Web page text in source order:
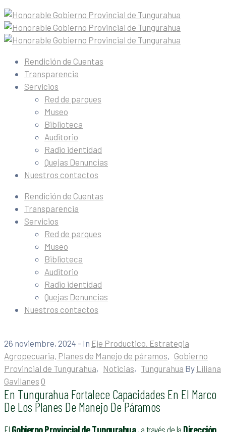
Rendición de Cuentas
Transparencia
Servicios
Red de parques
Museo
Biblioteca
Auditorio
Radio identidad
Quejas Denuncias
Nuestros contactos
Rendición de Cuentas
Transparencia
Servicios
Red de parques
Museo
Biblioteca
Auditorio
Radio identidad
Quejas Denuncias
Nuestros contactos
26 noviembre, 2024 - In Eje Productico. Estrategia
Agropecuaria, Planes de Manejo de páramos‚ Gobierno
Provincial de Tungurahua‚ Noticias‚ Tungurahua By Liliana
Gavilanes 0
En Tungurahua Fortalece Capacidades En El Marco
De Los Planes De Manejo De Páramos
El Gobierno Provincial de Tungurahua, a través de la Dirección